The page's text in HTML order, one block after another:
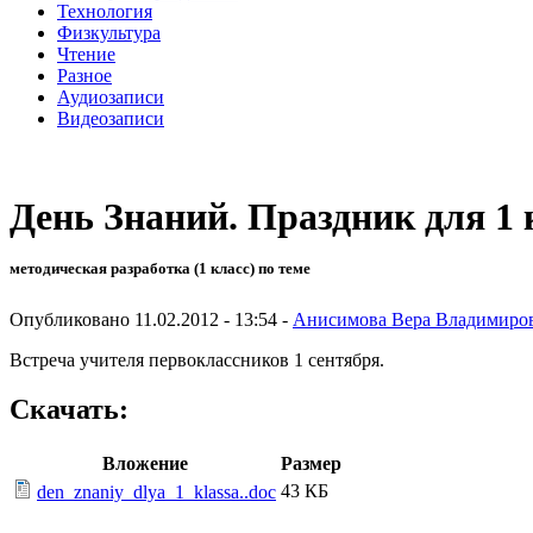
Технология
Физкультура
Чтение
Разное
Аудиозаписи
Видеозаписи
День Знаний. Праздник для 1
методическая разработка (1 класс) по теме
Опубликовано 11.02.2012 - 13:54 - Анисимова Вера
Встреча учителя первоклассников 1 сентября.
Скачать:
Вложение
Размер
den_znaniy_dlya_1_klassa..doc 43 КБ